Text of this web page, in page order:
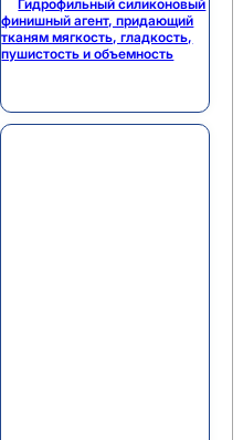
Гидрофильный силиконовый
финишный агент, придающий
тканям мягкость, гладкость,
пушистость и объемность